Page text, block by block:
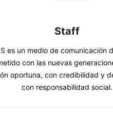
Staff
es un medio de comunicación
con las nuevas
oportuna, con credibilidad y
con responsabilidad social.